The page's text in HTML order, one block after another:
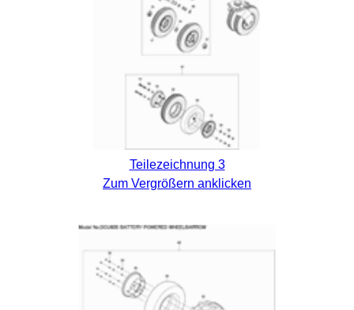
Teilezeichnung 3
Zum Vergrößern anklicken